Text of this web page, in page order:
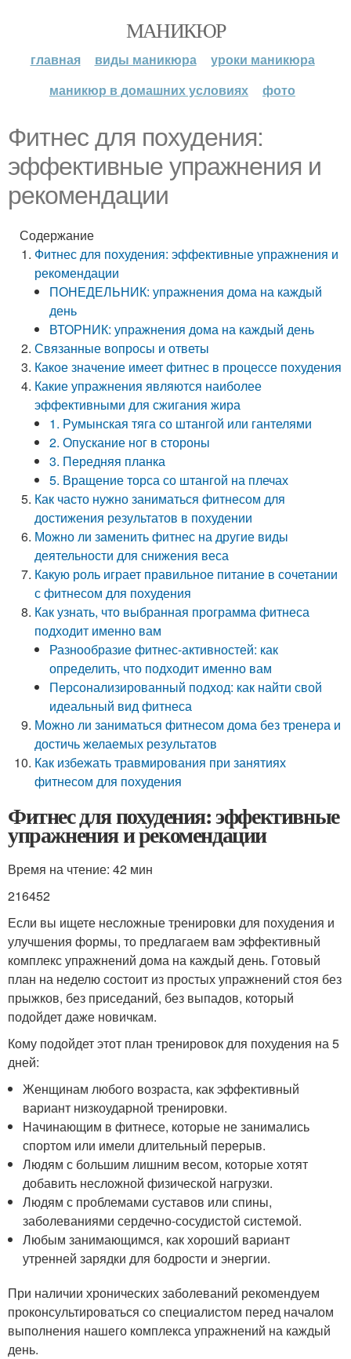
МАНИКЮР
главная виды маникюра
уроки маникюра
маникюр в домашних условиях
фото
Фитнес для похудения:
эффективные упражнения и
рекомендации
Содержание
Фитнес для похудения: эффективные упражнения и
рекомендации
ПОНЕДЕЛЬНИК: упражнения дома на каждый
день
ВТОРНИК: упражнения дома на каждый день
Связанные вопросы и ответы
Какое значение имеет фитнес в процессе похудения
Какие упражнения являются наиболее
эффективными для сжигания жира
1. Румынская тяга со штангой или гантелями
2. Опускание ног в стороны
3. Передняя планка
5. Вращение торса со штангой на плечах
Как часто нужно заниматься фитнесом для
достижения результатов в похудении
Можно ли заменить фитнес на другие виды
деятельности для снижения веса
Какую роль играет правильное питание в сочетании
с фитнесом для похудения
Как узнать, что выбранная программа фитнеса
подходит именно вам
Разнообразие фитнес-активностей: как
определить, что подходит именно вам
Персонализированный подход: как найти свой
идеальный вид фитнеса
Можно ли заниматься фитнесом дома без тренера и
достичь желаемых результатов
Как избежать травмирования при занятиях
фитнесом для похудения
Фитнес для похудения: эффективные
упражнения и рекомендации
Время на чтение: 42 мин
216452
Если вы ищете несложные тренировки для похудения и
улучшения формы, то предлагаем вам эффективный
комплекс упражнений дома на каждый день. Готовый
план на неделю состоит из простых упражнений стоя без
прыжков, без приседаний, без выпадов, который
подойдет даже новичкам.
Кому подойдет этот план тренировок для похудения на 5
дней:
Женщинам любого возраста, как эффективный
вариант низкоударной тренировки.
Начинающим в фитнесе, которые не занимались
спортом или имели длительный перерыв.
Людям с большим лишним весом, которые хотят
добавить несложной физической нагрузки.
Людям с проблемами суставов или спины,
заболеваниями сердечно-сосудистой системой.
Любым занимающимся, как хороший вариант
утренней зарядки для бодрости и энергии.
При наличии хронических заболеваний рекомендуем
проконсультироваться со специалистом перед началом
выполнения нашего комплекса упражнений на каждый
день.